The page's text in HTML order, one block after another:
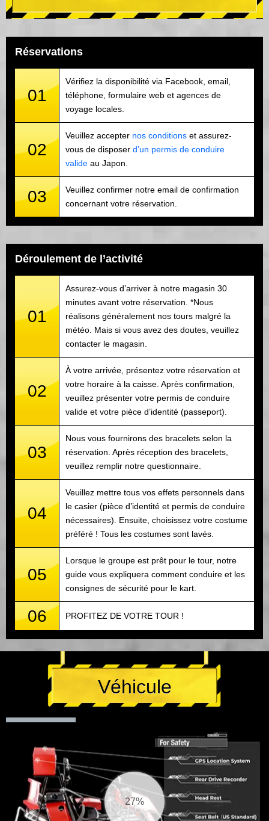
Réservations
01
Vérifiez la disponibilité via Facebook, email,
téléphone, formulaire web et agences de
voyage locales.
02
Veuillez accepter nos conditions et assurez-
vous de disposer d’un permis de conduire
valide au Japon.
03
Veuillez confirmer notre email de confirmation
concernant votre réservation.
Déroulement de l’activité
01
Assurez-vous d’arriver à notre magasin 30
minutes avant votre réservation. *Nous
réalisons généralement nos tours malgré la
météo. Mais si vous avez des doutes, veuillez
contacter le magasin.
02
À votre arrivée, présentez votre réservation et
votre horaire à la caisse. Après confirmation,
veuillez présenter votre permis de conduire
valide et votre pièce d’identité (passeport).
03
Nous vous fournirons des bracelets selon la
réservation. Après réception des bracelets,
veuillez remplir notre questionnaire.
04
Veuillez mettre tous vos effets personnels dans
le casier (pièce d’identité et permis de conduire
nécessaires). Ensuite, choisissez votre costume
préféré ! Tous les costumes sont lavés.
05
Lorsque le groupe est prêt pour le tour, notre
guide vous expliquera comment conduire et les
consignes de sécurité pour le kart.
06 PROFITEZ DE VOTRE TOUR !
Véhicule
28%